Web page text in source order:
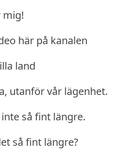
mig!
här på kanalen
land
utanför vår lägenhet.
så fint längre.
så fint längre?